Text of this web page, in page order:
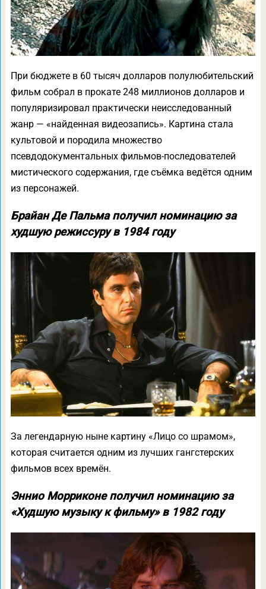
При бюджете в 60 тысяч долларов полулюбительский
фильм собрал в прокате 248 миллионов долларов и
популяризировал практически неисследованный
жанр — «найденная видеозапись». Картина стала
культовой и породила множество
псевдодокументальных фильмов-последователей
мистического содержания, где съёмка ведётся одним
из персонажей.
Брайан Де Пальма получил номинацию за
худшую режиссуру в 1984 году
За легендарную ныне картину «Лицо со шрамом»,
которая считается одним из лучших гангстерских
фильмов всех времён.
Эннио Морриконе получил номинацию за
«Худшую музыку к фильму» в 1982 году